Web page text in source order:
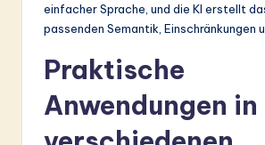
einfacher Sprache, und die KI erstellt
passenden Semantik, Einschränkungen
Praktische
Anwendungen in